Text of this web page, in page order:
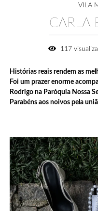
VILA
CARLA
117
Histórias reais rendem as
Foi um prazer enorme
Rodrigo na Paróquia Nossa
Parabéns aos noivos pela